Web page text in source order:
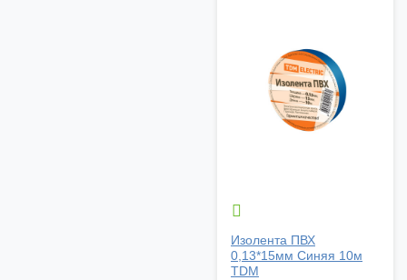

Изолента ПВХ
0,13*15мм Синяя 10м
TDM